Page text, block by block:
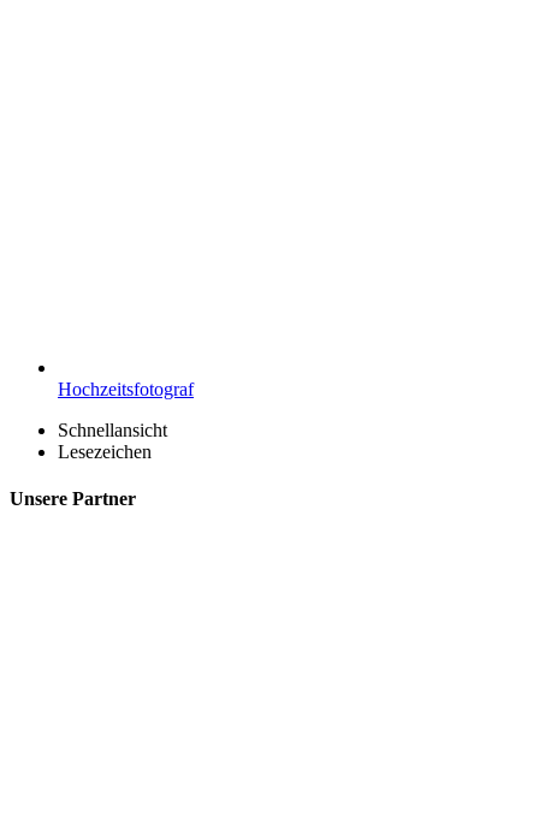
Hochzeitsfotograf
Schnellansicht
Lesezeichen
Unsere Partner